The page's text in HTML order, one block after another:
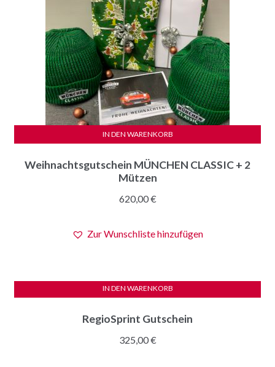
Weihnachtsgutschein MÜNCHEN CLASSIC + 2
Mützen
620,00€
Zur Wunschliste hinzufügen
IN DEN WARENKORB
RegioSprint Gutschein
325,00€
IN DEN WARENKORB